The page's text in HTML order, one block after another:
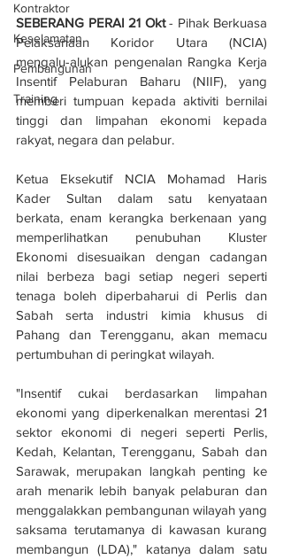
Kontraktor
Keselamatan
Pembangunan
Training
SEBERANG PERAI 21 Okt - Pihak Berkuasa
Pelaksanaan Koridor Utara (NCIA)
mengalu-alukan pengenalan Rangka Kerja
Insentif Pelaburan Baharu (NIIF), yang
memberi tumpuan kepada aktiviti bernilai
tinggi dan limpahan ekonomi kepada
rakyat, negara dan pelabur.
Ketua Eksekutif NCIA Mohamad Haris
Kader Sultan dalam satu kenyataan
berkata, enam kerangka berkenaan yang
memperlihatkan penubuhan Kluster
Ekonomi disesuaikan dengan cadangan
nilai berbeza bagi setiap negeri seperti
tenaga boleh diperbaharui di Perlis dan
Sabah serta industri kimia khusus di
Pahang dan Terengganu, akan memacu
pertumbuhan di peringkat wilayah.
"Insentif cukai berdasarkan limpahan
ekonomi yang diperkenalkan merentasi 21
sektor ekonomi di negeri seperti Perlis,
Kedah, Kelantan, Terengganu, Sabah dan
Sarawak, merupakan langkah penting ke
arah menarik lebih banyak pelaburan dan
menggalakkan pembangunan wilayah yang
saksama terutamanya di kawasan kurang
membangun (LDA)," katanya dalam satu